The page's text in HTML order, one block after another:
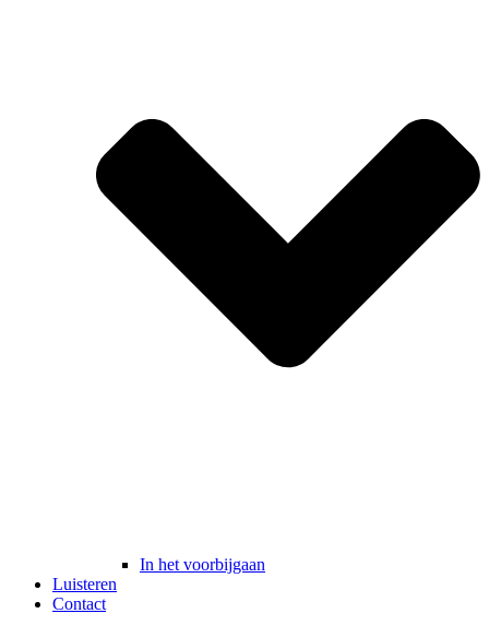
In het voorbijgaan
Luisteren
Contact